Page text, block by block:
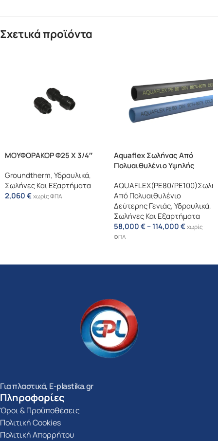
Σχετικά προϊόντα
ΜΟΥΦΟΡΑΚΟΡ Φ25 X 3/4″
Groundtherm,Υδραυλικά,
Σωλήνες Και Εξαρτήματα
2,060€χωρίς ΦΠΑ
Aquaflex Σωλήνας Από
Πολυαιθυλένιο Υψηλής
AQUAFLEX(PE80/
Από Πολυαιθυλένιο
Δεύτερης Γενιάς,Υδραυλικά,
Σωλήνες Και Εξαρτήματα
58,000€–114,000€χωρίς
ΦΠΑ
Για πλαστικά, E-plastika.gr
Πληροφορίες
Όροι & Προϋποθέσεις
Πολιτική Cookies
Πολιτική Απορρήτου